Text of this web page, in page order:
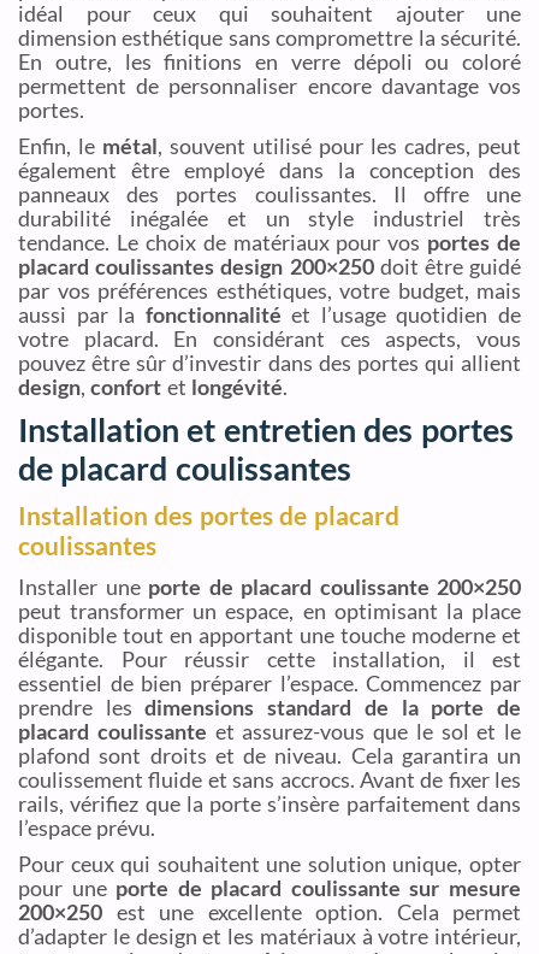
idéal pour ceux qui souhaitent ajouter une
dimension esthétique sans compromettre la sécurité.
En outre, les finitions en verre dépoli ou coloré
permettent de personnaliser encore davantage vos
portes.
Enfin, le métal, souvent utilisé pour les cadres, peut
également être employé dans la conception des
panneaux des portes coulissantes. Il offre une
durabilité inégalée et un style industriel très
tendance. Le choix de matériaux pour vos portes de
placard coulissantes design 200×250doit être guidé
par vos préférences esthétiques, votre budget, mais
aussi par la fonctionnalité et l’usage quotidien de
votre placard. En considérant ces aspects, vous
pouvez être sûr d’investir dans des portes qui allient
design,confort et longévité.
Installation et entretien des portes
de placard coulissantes
Installation des portes de placard
coulissantes
Installer une porte de placard coulissante 200×250
peut transformer un espace, en optimisant la place
disponible tout en apportant une touche moderne et
élégante. Pour réussir cette installation, il est
essentiel de bien préparer l’espace. Commencez par
prendre lesdimensions standard de la porte de
placard coulissante et assurez-vous que le sol et le
plafond sont droits et de niveau. Cela garantira un
coulissement fluide et sans accrocs. Avant de fixer les
rails, vérifiez que la porte s’insère parfaitement dans
l’espace prévu.
Pour ceux qui souhaitent une solution unique, opter
pour une porte de placard coulissante sur mesure
200×250 est une excellente option. Cela permet
d’adapter le design et les matériaux à votre intérieur,